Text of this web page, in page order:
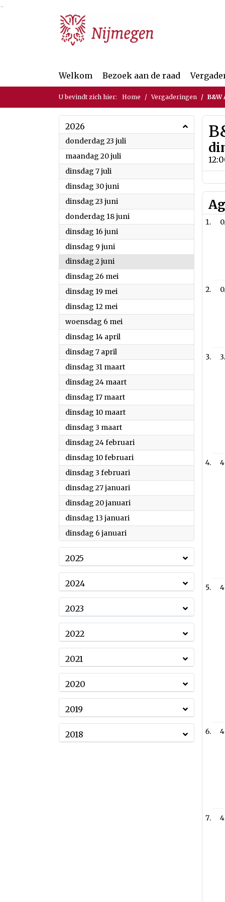
Ga naar de inhoud van deze pagina
Ga naar het zoeken
Ga naar het menu
Welkom Bezoek aan de raad
U bevindt zich hier: Home Vergaderingen B&W
2026
donderdag 23 juli
maandag 20 juli
dinsdag 7 juli
dinsdag 30 juni
dinsdag 23 juni
donderdag 18 juni
dinsdag 16 juni
dinsdag 9 juni
dinsdag 2 juni
dinsdag 26 mei
dinsdag 19 mei
dinsdag 12 mei
woensdag 6 mei
dinsdag 14 april
dinsdag 7 april
dinsdag 31 maart2026
dinsdag 24 maart2026
dinsdag 17 maart2026
dinsdag 10 maart2026
dinsdag 3 maart2026
dinsdag 24 februari
dinsdag 10 februari
dinsdag 3 februari
dinsdag 27 januari
dinsdag 20 januari
dinsdag 13 januari
dinsdag 6 januari
2025
2024
2023
2022
2021
2020
2019
2018